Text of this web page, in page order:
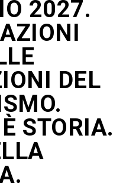
2027.
DEL
STORIA.